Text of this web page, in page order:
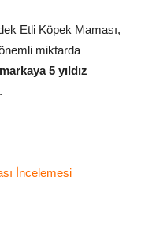
Etli Köpek Maması,
miktarda
5 yıldız
İncelemesi